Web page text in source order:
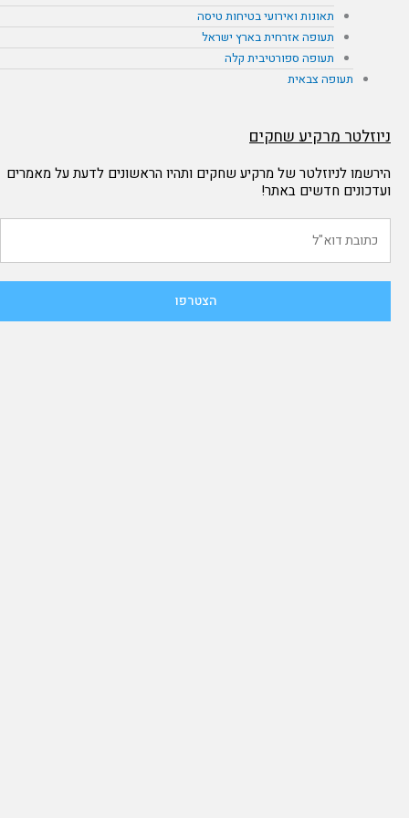
תאונות ואירועי בטיחות טיסה
תעופה אזרחית בארץ ישראל
תעופה ספורטיבית קלה
תעופה צבאית
ניוזלטר מרקיע שחקים
הירשמו לניוזלטר של מרקיע שחקים ותהיו הראשונים לדעת על מאמרים
ועדכונים חדשים באתר!